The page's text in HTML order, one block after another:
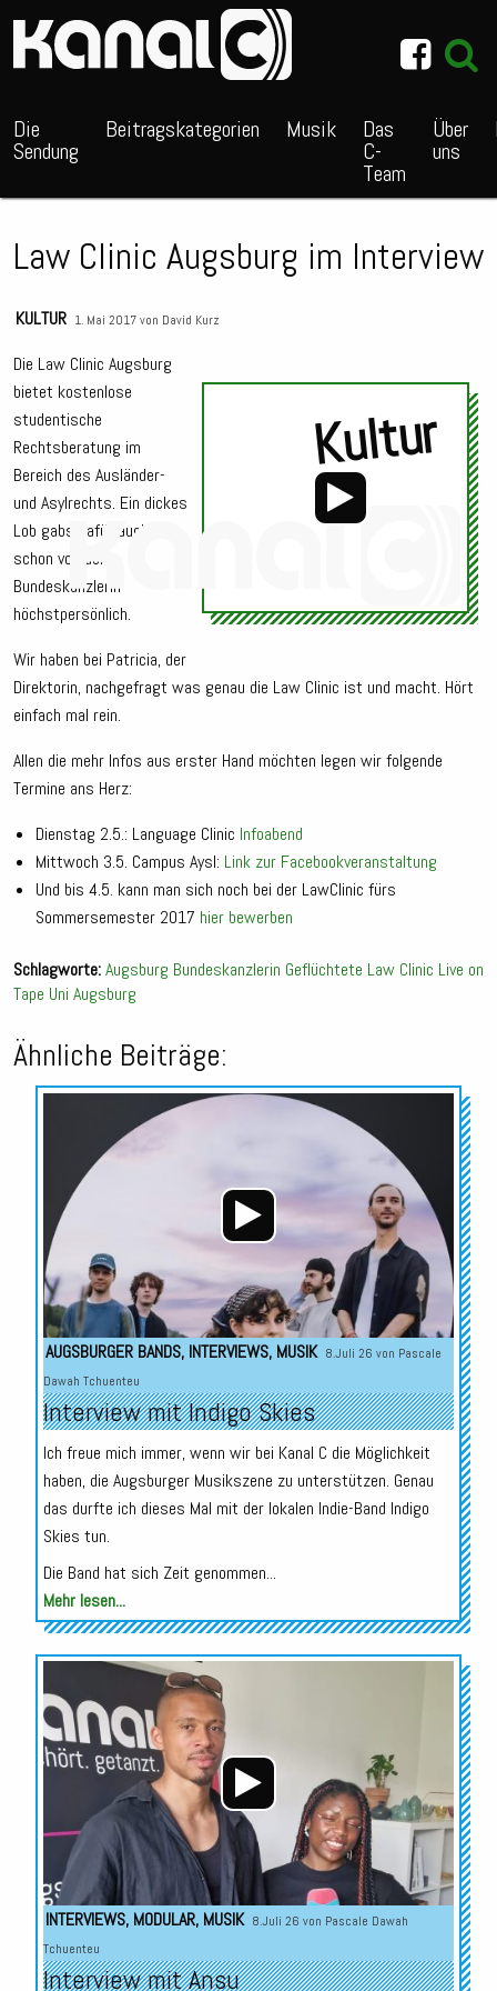
Die
Sendung
Beitragskategorien Musik Das
C-
Team
Über
uns
Law Clinic Augsburg im Interview
KULTUR 1. Mai 2017 von David Kurz
Kultur
Audio-
Die Law Clinic Augsburg
bietet kostenlose
studentische
Rechtsberatung im
Bereich des Ausländer-
und Asylrechts. Ein dickes
Lob gabs dafür auch
schon von der
Bundeskanzlerin
höchstpersönlich.
Wir haben bei Patricia, der
Direktorin, nachgefragt was genau die Law Clinic ist und macht. Hört
einfach mal rein.
Allen die mehr Infos aus erster Hand möchten legen wir folgende
Termine ans Herz:
Dienstag 2.5.: Language Clinic Infoabend
Mittwoch 3.5. Campus Aysl: Link zur Facebookveranstaltung
Und bis 4.5. kann man sich noch bei der LawClinic fürs
Sommersemester 2017 hier bewerben
Schlagworte:Augsburg Bundeskanzlerin Geflüchtete Law Clinic Live on
Tape Uni Augsburg
Ähnliche Beiträge:
Audio-
Player
AUGSBURGER BANDS, INTERVIEWS, MUSIK 8.Juli 26 von Pascale
Dawah Tchuenteu
Interview mit Indigo Skies
Ich freue mich immer, wenn wir bei Kanal C die Möglichkeit
haben, die Augsburger Musikszene zu unterstützen. Genau
das durfte ich dieses Mal mit der lokalen Indie-Band Indigo
Skies tun.
Die Band hat sich Zeit genommen...
Mehr lesen...
Audio-
Player
INTERVIEWS, MODULAR, MUSIK 8.Juli 26 von Pascale Dawah
Tchuenteu
Interview mit Ansu